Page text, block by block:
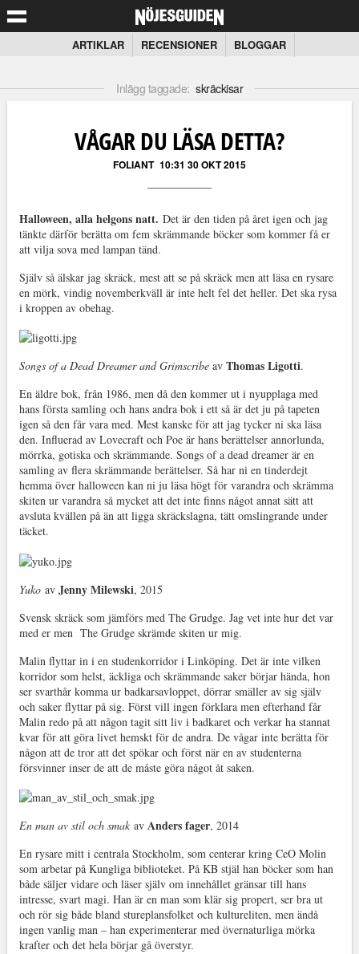
ARTIKLAR RECENSIONER BLOGGAR
Inlägg taggade: skräckisar
VÅGAR DU LÄSA DETTA?
FOLIANT 10:31 30 OKT 2015
Halloween, alla helgons natt. Det är den tiden på året igen och jag
tänkte därför berätta om fem skrämmande böcker som kommer få er
att vilja sova med lampan tänd.
Själv så älskar jag skräck, mest att se på skräck men att läsa en rysare
en mörk, vindig novemberkväll är inte helt fel det heller. Det ska rysa
i kroppen av obehag.
Songs of a Dead Dreamer and Grimscribeav Thomas Ligotti.
En äldre bok, från 1986, men då den kommer ut i nyupplaga med
hans första samling och hans andra bok i ett så är det ju på tapeten
igen så den får vara med. Mest kanske för att jag tycker ni ska läsa
den. Influerad av Lovecraft och Poe är hans berättelser annorlunda,
mörrka, gotiska och skrämmande. Songs of a dead dreamer är en
samling av flera skrämmande berättelser. Så har ni en tinderdejt
hemma över halloween kan ni ju läsa högt för varandra och skrämma
skiten ur varandra så mycket att det inte finns något annat sätt att
avsluta kvällen på än att ligga skräckslagna, tätt omslingrande under
täcket.
Yukoav Jenny Milewski, 2015
Svensk skräck som jämförs med The Grudge. Jag vet inte hur det var
med er men The Grudge skrämde skiten ur mig.
Malin flyttar in i en studenkorridor i Linköping. Det är inte vilken
korridor som helst, äckliga och skrämmande saker börjar hända, hon
ser svarthår komma ur badkarsavloppet, dörrar smäller av sig själv
och saker flyttar på sig. Först vill ingen förklara men efterhand får
Malin redo på att någon tagit sitt liv i badkaret och verkar ha stannat
kvar för att göra livet hemskt för de andra. De vågar inte berätta för
någon att de tror att det spökar och först när en av studenterna
försvinner inser de att de måste göra något åt saken.
En man av stil och smakav Anders fager, 2014
En rysare mitt i centrala Stockholm, som centerar kring CeO Molin
som arbetar på Kungliga biblioteket. På KB stjäl han böcker som han
både säljer vidare och läser själv om innehållet gränsar till hans
intresse, svart magi. Han är en man som klär sig propert, ser bra ut
och rör sig både bland stureplansfolket och kultureliten, men ändå
ingen vanlig man – han experimenterar med övernaturliga mörka
krafter och det hela börjar gå överstyr.